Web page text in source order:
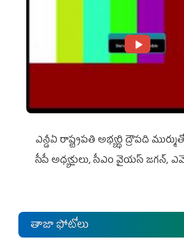
ఎన్డీఏ రాష్ట్ర‌ప‌తి అభ్య‌ర్థి ద్రౌప‌ది
సీపీ అధ్య‌క్షులు, సీఎం వైయ‌స్ జ‌గ‌న్,
తాజా ఫోటోలు